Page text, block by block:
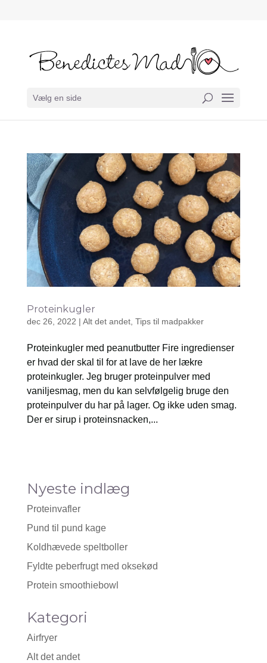
Vælg en side
Proteinkugler
dec 26, 2022 | Alt det andet, Tips til madpakker
Proteinkugler med peanutbutter Fire ingredienser
er hvad der skal til for at lave de her lækre
proteinkugler. Jeg bruger proteinpulver med
vaniljesmag, men du kan selvfølgelig bruge den
proteinpulver du har på lager. Og ikke uden smag.
Der er sirup i proteinsnacken,...
Nyeste indlæg
Proteinvafler
Pund til pund kage
Koldhævede speltboller
Fyldte peberfrugt med oksekød
Protein smoothiebowl
Kategori
Airfryer
Alt det andet